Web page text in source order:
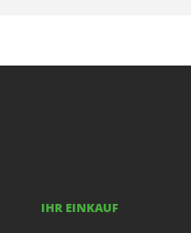
IHR EINKAUF